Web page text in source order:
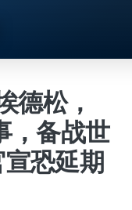
德松，
，备战世
恐延期